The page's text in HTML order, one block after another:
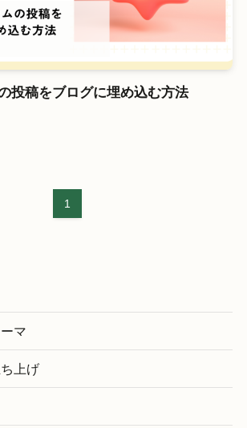
投稿をブログに埋め込む方法
1
マ
上げ